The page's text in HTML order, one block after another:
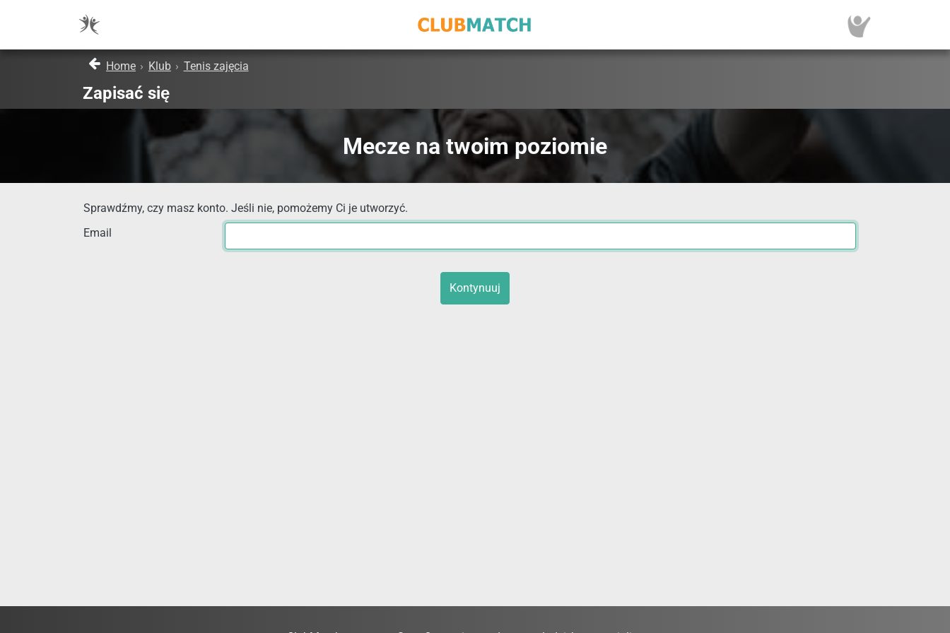
Home › Klub › Tenis zajęcia
Zapisać się
Mecze na twoim poziomie
Sprawdźmy, czy masz konto. Jeśli nie, pomożemy Ci je utworzyć.
Email
Kontynuuj